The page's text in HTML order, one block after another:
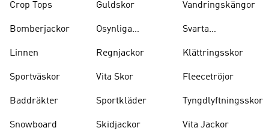
Crop Tops
Bomberjackor
Linnen
Sportväskor
Baddräkter
Snowboard
Guldskor
Osynliga
Regnjackor
Vita Skor
Sportkläder
Skidjackor
Vandringskängor
Svarta
Klättringsskor
Fleecetröjor
Tyngdlyftningsskor
Vita Jackor